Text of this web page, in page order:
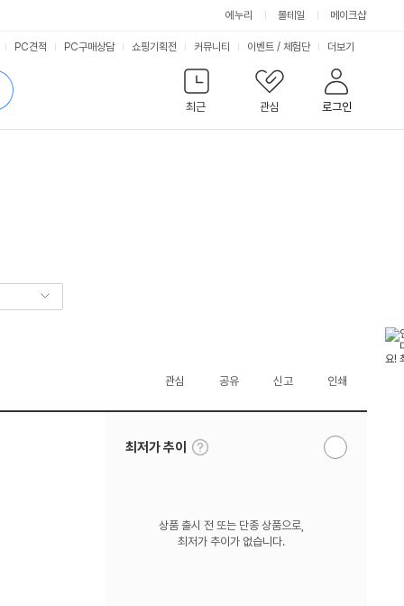
에누리 몰테일 메이크샵
최근
관심 로그인
PC견적 PC구매상담 쇼핑기획전 커뮤니티 이벤트 / 체험단 서
비
스
더보기
관심 공유 신고 인쇄
최저가 추이
툴
팁
알
상품 출시 전 또는 단종 상품으로,
최저가 추이가 없습니다.